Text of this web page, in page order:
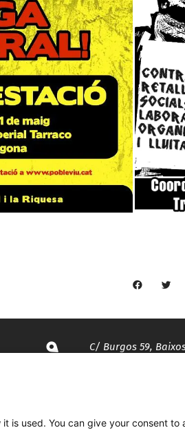
C/ Burgos 59,
935 120 481
used. You can give your consent